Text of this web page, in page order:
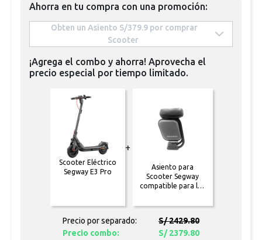
Ahorra en tu compra con una promoción:
Obten un Asiento S/379.9 por comprar
¡Agrega el combo y ahorra! Aprovecha el
precio especial por tiempo limitado.
Scooter Eléctrico
Segway E3 Pro
+
Asiento para
Scooter Segway
compatible para los
PRO y ZT3 PRO
Precio por separado:
S/ 2429.80
Precio combo:
S/ 2379.80